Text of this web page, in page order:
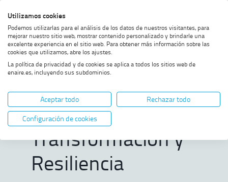
al
menú
al
contenido
al
footer
alto
contraste
Home MOSTRAR OPCIONES DEL CAMINO DE MIGAS
Plan de Recuperación,
Transformación y Resiliencia
Plan de
Recuperación,
Transformación y
Resiliencia
Utilizamos cookies
Podemos utilizarlas para el análisis de los datos de nuestros visitantes, para
mejorar nuestro sitio web, mostrar contenido personalizado y brindarle una
excelente experiencia en el sitio web. Para obtener más información sobre las
cookies que utilizamos, abre los ajustes.
La política de privacidad y de cookies se aplica a todos los sitios web de
enaire.es, incluyendo sus subdominios.
Aceptar todo
Rechazar todo
Configuración de cookies